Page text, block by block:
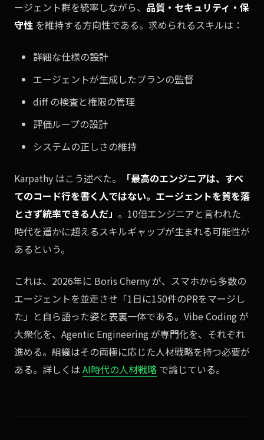
ージェント群を統率しながら、 品質・セキュリティ・保
守性 を維持する方向性である。求められるスキルは：
詳細な仕様の設計
エージェントが生成したプランの監督
diff の検査と権限の管理
評価ループの設計
システムの正しさの維持
Karpathy はこう述べた。
「最高のエンジニアは、すべ
てのコード行を書く人ではない。エージェントを質を落
とさず統率できる人だ」 。10倍エンジニアと言われた
時代を遥かに超えるスキルギャップが生まれる可能性が
あるという。
これは、2026年に Boris Cherny が、スマホから多数の
エージェントを並走させ「1日に150件のPRをマージし
た」と自ら語った姿と表裏一体である。Vibe Coding が
大衆化を、Agentic Engineering が専門化を、それぞれ
進める。組織はその両極に応じた人材戦略を持つ必要が
ある。詳しくは AI時代の人材戦略 で論じている。